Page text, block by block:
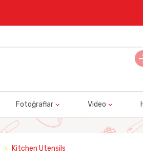
Fotoğraflar Video
Kitchen Utensils